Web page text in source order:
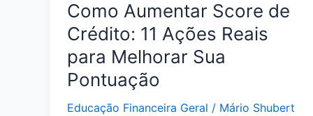
Como Aumentar Score de
Crédito: 11 Ações Reais
para Melhorar Sua
Pontuação
Educação Financeira Geral / Mário Shubert